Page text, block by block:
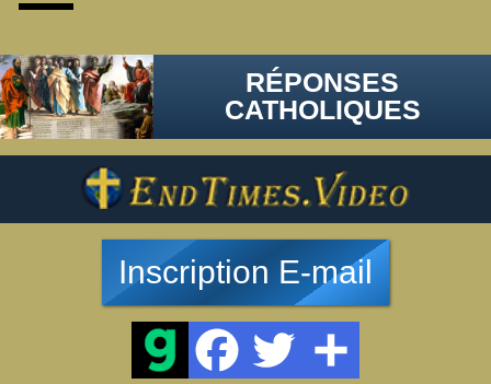
RÉPONSES
CATHOLIQUES
Inscription E-mail